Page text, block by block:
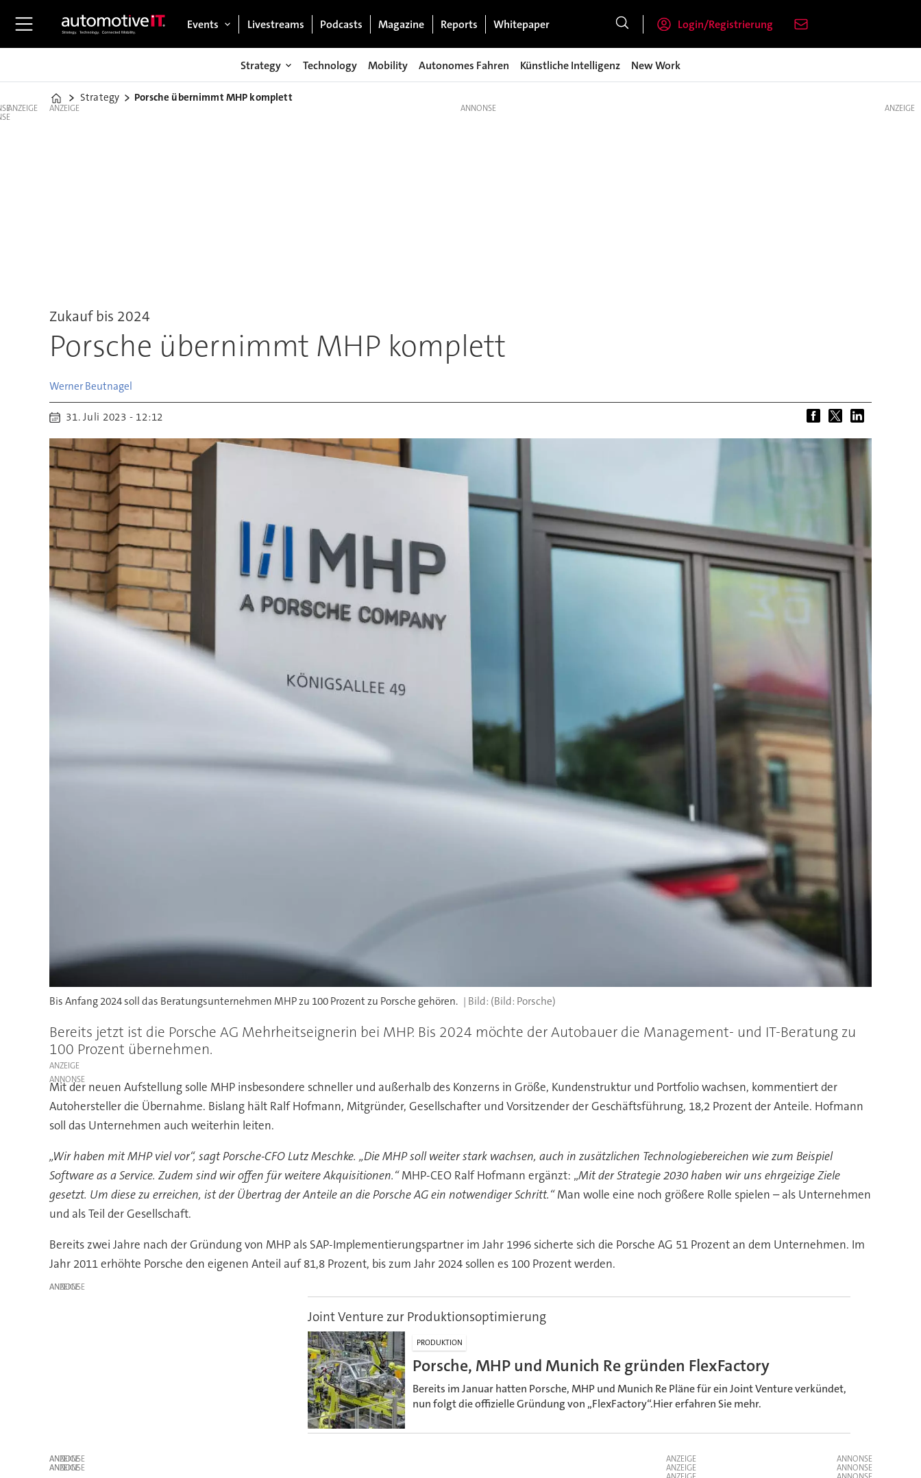
Events Livestreams Podcasts Magazine Reports Whitepaper Login/Registrierung
Strategy Technology Mobility Autonomes Fahren Künstliche Intelligenz New Work
Home
Strategy Porsche übernimmt MHP komplett
ANZEIGE ANZEIGE
Zukauf bis 2024
Porsche übernimmt MHP komplett
Werner Beutnagel
31. Juli 2023 - 12:12
Bis Anfang 2024 soll das Beratungsunternehmen MHP zu 100 Prozent zu Porsche gehören. (Bild: Porsche)
Bereits jetzt ist die Porsche AG Mehrheitseignerin bei MHP. Bis 2024 möchte der Autobauer die Management- und IT-Beratung zu
100 Prozent übernehmen.
ANZEIGE
Mit der neuen Aufstellung solle MHP insbesondere schneller und außerhalb des Konzerns in Größe, Kundenstruktur und Portfolio wachsen, kommentiert der
Autohersteller die Übernahme. Bislang hält Ralf Hofmann, Mitgründer, Gesellschafter und Vorsitzender der Geschäftsführung, 18,2 Prozent der Anteile. Hofmann
soll das Unternehmen auch weiterhin leiten.
„Wir haben mit MHP viel vor“, sagt Porsche-CFO Lutz Meschke. „Die MHP soll weiter stark wachsen, auch in zusätzlichen Technologiebereichen wie zum Beispiel
Software as a Service. Zudem sind wir offen für weitere Akquisitionen.“MHP-CEO Ralf Hofmann ergänzt: „Mit der Strategie 2030 haben wir uns ehrgeizige Ziele
gesetzt. Um diese zu erreichen, ist der Übertrag der Anteile an die Porsche AG ein notwendiger Schritt.“Man wolle eine noch größere Rolle spielen – als Unternehmen
und als Teil der Gesellschaft.
Bereits zwei Jahre nach der Gründung von MHP als SAP-Implementierungspartner im Jahr 1996 sicherte sich die Porsche AG 51 Prozent an dem Unternehmen. Im
Jahr 2011 erhöhte Porsche den eigenen Anteil auf 81,8 Prozent, bis zum Jahr 2024 sollen es 100 Prozent werden.
ANZEIGE
Joint Venture zur Produktionsoptimierung
PRODUKTION
Porsche, MHP und Munich Re gründen FlexFactory
Bereits im Januar hatten Porsche, MHP und Munich Re Pläne für ein Joint Venture verkündet,
nun folgt die offizielle Gründung von „FlexFactory“.Hier erfahren Sie mehr.
ANZEIGE
ANZEIGE
ANZEIGE
ANZEIGE
ANZEIGE